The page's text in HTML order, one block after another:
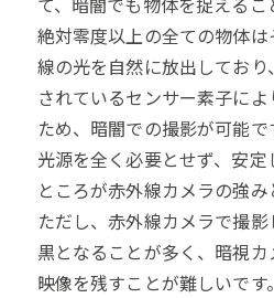
絶対零度以上の全ての物体
線の光を自然に放出してお
されているセンサー素子に
ため、暗闇での撮影が可能で
光源を全く必要とせず、安
ところが赤外線カメラの強み
ただし、赤外線カメラで撮
黒となることが多く、暗視
映像を残すことが難しいです。